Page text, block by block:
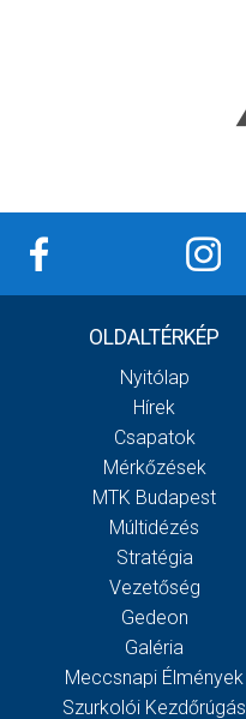
OLDALTÉRKÉP
Nyitólap
Hírek
Csapatok
Mérkőzések
MTK Budapest
Múltidézés
Stratégia
Vezetőség
Gedeon
Galéria
Meccsnapi Élmények
Szurkolói Kezdőrúgás